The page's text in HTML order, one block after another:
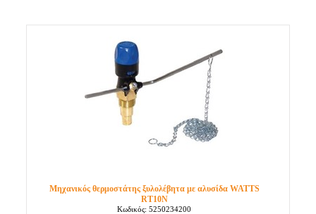
Μηχανικός θερμοστάτης ξυλολέβητα με αλυσίδα WATTS
RT10N
Κωδικός: 5250234200